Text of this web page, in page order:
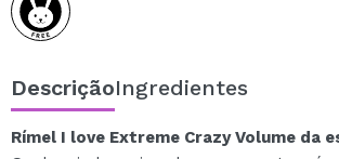
DescriçãoIngredientes
Rímel I love Extreme Crazy Volume da